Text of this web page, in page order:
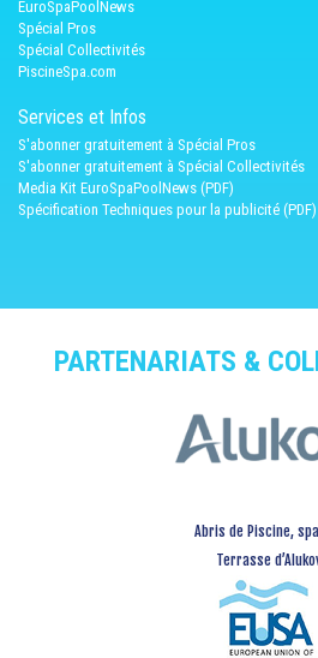
EuroSpaPoolNews
Spécial Pros
Spécial Collectivités
PiscineSpa.com
Services et Infos
S'abonner gratuitement à Spécial Pros
S'abonner gratuitement à Spécial Collectivités
Media Kit EuroSpaPoolNews (PDF)
Spécification Techniques pour la publicité (PDF)
PARTENARIATS &
Abris de Piscine,
Terrasse